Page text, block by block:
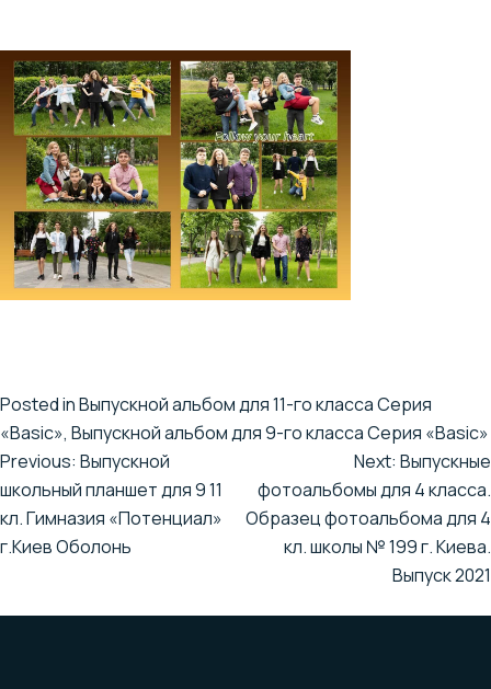
Posted inВыпускной альбом для 11-го класса Серия
«Basic», Выпускной альбом для 9-го класса Серия «Basic»
Навигация
по
записям
Previous: Выпускной
школьный планшет для 9 11
кл. Гимназия «Потенциал»
г.Киев Оболонь
Next: Выпускные
фотоальбомы для 4 класса.
Образец фотоальбома для 4
кл. школы № 199 г. Киева.
Выпуск 2021